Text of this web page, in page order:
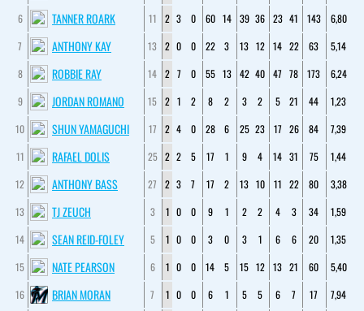
6
TANNER ROARK 11 2 3 0 60 14 39 36 23 41 143
6,80
7
ANTHONY KAY 13 2 0 0 22 3 13 12 14 22 63
5,14
8
ROBBIE RAY 14 2 7 0 55 13 42 40 47 78 173
6,24
9
JORDAN ROMANO 15 2 1 2 8 2 3 2 5 21 44
1,23
10
SHUN YAMAGUCHI 17 2 4 0 28 6 25 23 17 26 84
7,39
11
RAFAEL DOLIS 25 2 2 5 17 1 9 4 14 31 75
1,44
12
ANTHONY BASS 27 2 3 7 17 2 13 10 11 22 80
3,38
13
TJ ZEUCH 3 1 0 0 9 1 2 2 4 3 34
1,59
14
SEAN REID-FOLEY 5 1 0 0 3 0 3 1 6 6 20
1,35
15
NATE PEARSON 6 1 0 0 14 5 15 12 13 21 60
5,40
16
BRIAN MORAN 7 1 0 0 6 1 5 5 6 7 17 7,94